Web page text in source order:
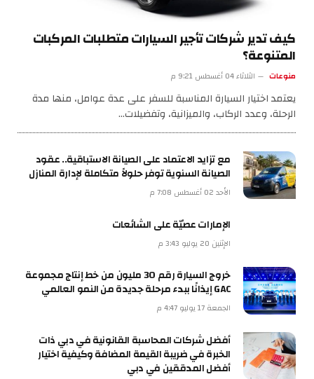
كيف تدير شركات تأجير السيارات متطلبات المركبات
المتنوعة؟
منوعات الثلاثاء 04 أغسطس 9:21 م
يعتمد اختيار السيارة المناسبة للسفر على عدة عوامل، منها مدة
الرحلة، وعدد الركاب، والميزانية، وتفضيلات…
مع تزايد الاعتماد على الصيانة الاستباقية.. عقود
الصيانة السنوية توفر حلولاً متكاملة لإدارة المنازل
الأحد 02 أغسطس 7:08 م
الإمارات عصيّة على الشائعات
الإثنين 20 يوليو 3:43 م
خروج السيارة رقم 30 مليون من خط إنتاج مجموعة
GAC إيذانًا ببدء مرحلة جديدة من النمو العالمي
الجمعة 17 يوليو 4:47 م
أفضل شركات المحاسبة القانونية في دبي ذات
الخبرة في ضريبة القيمة المضافة وكيفية اختيار
أفضل المدققين في دبي